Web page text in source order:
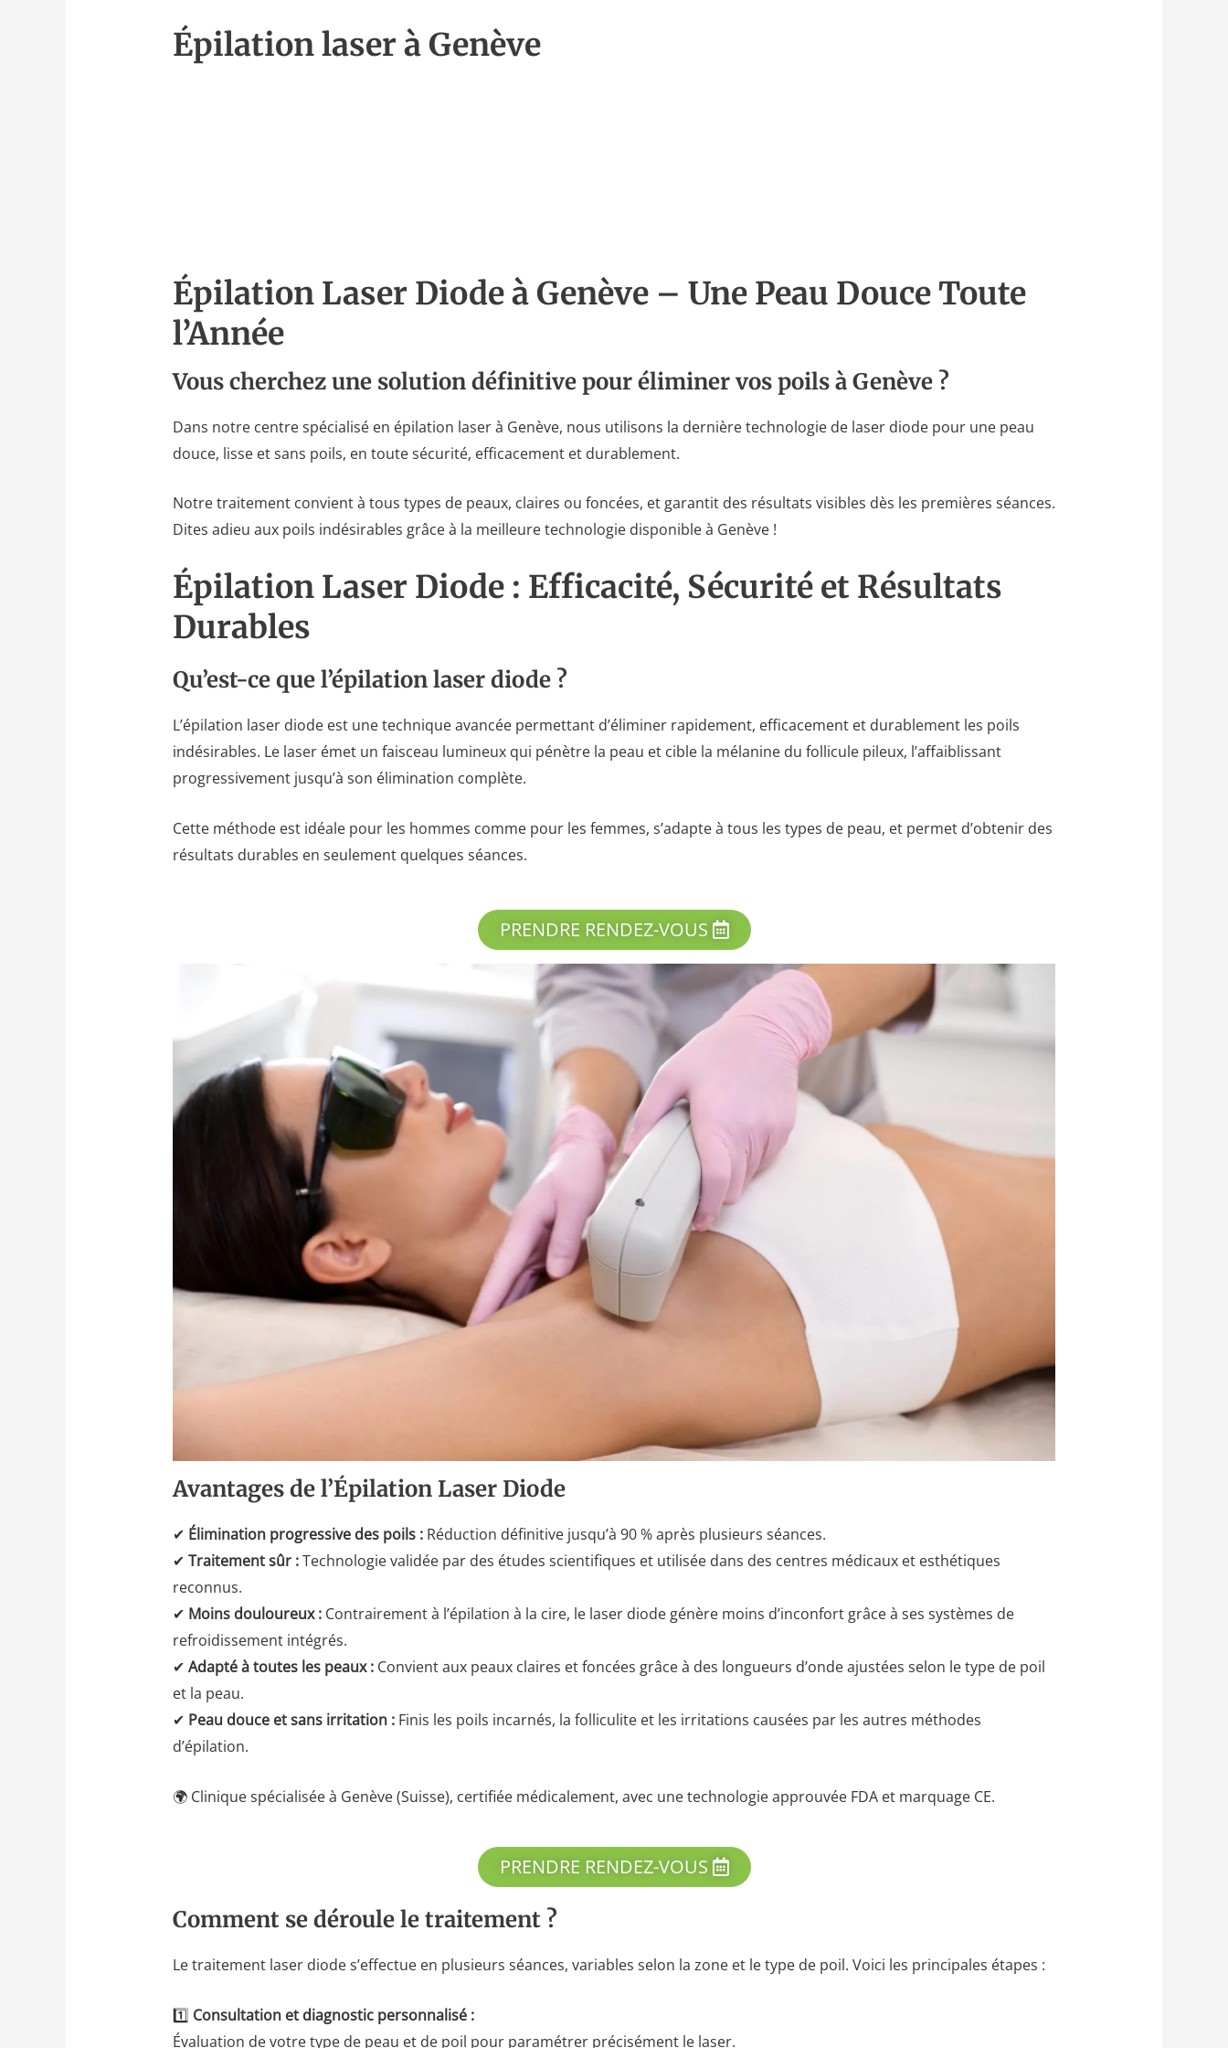
Épilation laser à Genève
Épilation Laser Diode à Genève – Une Peau Douce Toute
l’Année
Vous cherchez une solution définitive pour éliminer vos poils à Genève ?
Dans notre centre spécialisé en épilation laser à Genève, nous utilisons la dernière technologie de laser diode pour une peau
douce, lisse et sans poils, en toute sécurité, efficacement et durablement.
Notre traitement convient à tous types de peaux, claires ou foncées, et garantit des résultats visibles dès les premières séances.
Dites adieu aux poils indésirables grâce à la meilleure technologie disponible à Genève !
Épilation Laser Diode : Efficacité, Sécurité et Résultats
Durables
Qu’est-ce que l’épilation laser diode ?
L’épilation laser diode est une technique avancée permettant d’éliminer rapidement, efficacement et durablement les poils
indésirables. Le laser émet un faisceau lumineux qui pénètre la peau et cible la mélanine du follicule pileux, l’affaiblissant
progressivement jusqu’à son élimination complète.
Cette méthode est idéale pour les hommes comme pour les femmes, s’adapte à tous les types de peau, et permet d’obtenir des
résultats durables en seulement quelques séances.
PRENDRE RENDEZ-VOUS
Avantages de l’Épilation Laser Diode
✔ Élimination progressive des poils :Réduction définitive jusqu’à 90 % après plusieurs séances.
✔ Traitement sûr :Technologie validée par des études scientifiques et utilisée dans des centres médicaux et esthétiques
reconnus.
✔ Moins douloureux :Contrairement à l’épilation à la cire, le laser diode génère moins d’inconfort grâce à ses systèmes de
refroidissement intégrés.
✔ Adapté à toutes les peaux :Convient aux peaux claires et foncées grâce à des longueurs d’onde ajustées selon le type de poil
et la peau.
✔ Peau douce et sans irritation :Finis les poils incarnés, la folliculite et les irritations causées par les autres méthodes
d’épilation.
🌍 Clinique spécialisée à Genève (Suisse), certifiée médicalement, avec une technologie approuvée FDA et marquage CE.
PRENDRE RENDEZ-VOUS
Comment se déroule le traitement ?
Le traitement laser diode s’effectue en plusieurs séances, variables selon la zone et le type de poil. Voici les principales étapes :
1️⃣ Consultation et diagnostic personnalisé :
Évaluation de votre type de peau et de poil pour paramétrer précisément le laser.